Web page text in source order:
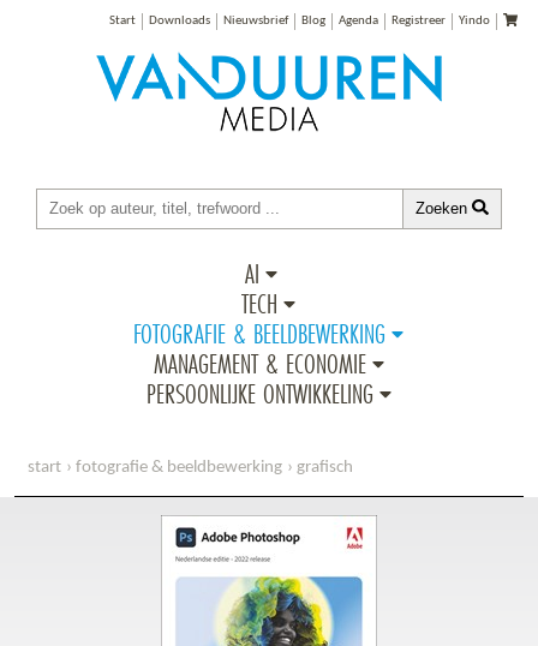
Start Downloads Nieuwsbrief Blog Agenda Registreer Yindo
Zoeken
AI
TECH
FOTOGRAFIE & BEELDBEWERKING
MANAGEMENT & ECONOMIE
PERSOONLIJKE ONTWIKKELING
start fotografie & beeldbewerking grafisch
classroom in a book: photoshop 2022, nederlandse editie